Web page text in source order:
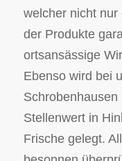
welcher nicht
der Produkte
ortsansässige
Ebenso wird bei
Stellenwert in
Frische gelegt.